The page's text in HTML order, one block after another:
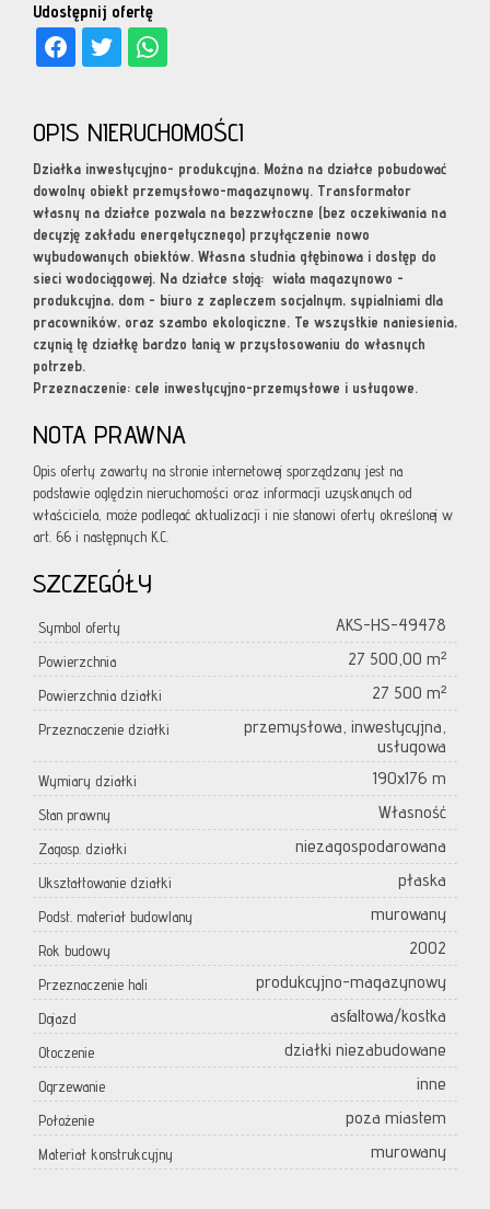
Udostępnij ofertę
OPIS NIERUCHOMOŚCI
Działka inwestycyjno- produkcyjna. Można na działce pobudować
dowolny obiekt przemysłowo-magazynowy. Transformator
własny na działce pozwala na bezzwłoczne (bez oczekiwania na
decyzję zakładu energetycznego) przyłączenie nowo
wybudowanych obiektów. Własna studnia głębinowa i dostęp do
sieci wodociągowej. Na działce stoją: wiata magazynowo -
produkcyjna, dom - biuro z zapleczem socjalnym, sypialniami dla
pracowników, oraz szambo ekologiczne. Te wszystkie naniesienia,
czynią tę działkę bardzo tanią w przystosowaniu do własnych
potrzeb.
Przeznaczenie: cele inwestycyjno-przemysłowe i usługowe.
NOTA PRAWNA
Opis oferty zawarty na stronie internetowej sporządzany jest na
podstawie oględzin nieruchomości oraz informacji uzyskanych od
właściciela, może podlegać aktualizacji i nie stanowi oferty określonej w
art. 66 i następnych K.C.
SZCZEGÓŁY
Symbol oferty AKS-HS-49478
Powierzchnia 27 500,00 m²
Powierzchnia działki 27 500 m²
Przeznaczenie działki
przemysłowa, inwestycyjna,
usługowa
Wymiary działki 190x176 m
Stan prawny Własność
Zagosp. działki niezagospodarowana
Ukształtowanie działki płaska
Podst. materiał budowlany murowany
Rok budowy 2002
Przeznaczenie hali produkcyjno-magazynowy
Dojazd asfaltowa/kostka
Otoczenie działki niezabudowane
Ogrzewanie inne
Położenie poza miastem
Materiał konstrukcyjny murowany